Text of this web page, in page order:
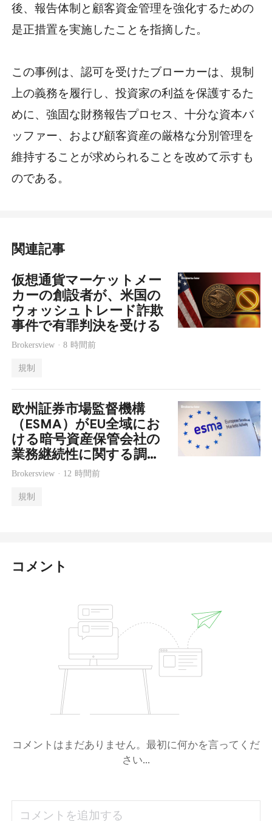
後、報告体制と顧客資金管理を強化するための
是正措置を実施したことを指摘した。
この事例は、認可を受けたブローカーは、規制
上の義務を履行し、投資家の利益を保護するた
めに、強固な財務報告プロセス、十分な資本バ
ッファー、および顧客資産の厳格な分別管理を
維持することが求められることを改めて示すも
のである。
関連記事
仮想通貨マーケットメー
カーの創設者が、米国の
ウォッシュトレード詐欺
事件で有罪判決を受ける
Brokersview · 8 時間前
規制
欧州証券市場監督機構
（ESMA）がEU全域にお
ける暗号資産保管会社の
業務継続性に関する調査
を開始
Brokersview · 12 時間前
規制
コメント
コメントはまだありません。最初に何かを言ってくだ
さい...